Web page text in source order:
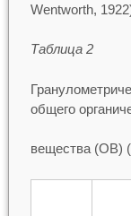
Wentworth,
Таблица 2
общего
вещества (ОВ)